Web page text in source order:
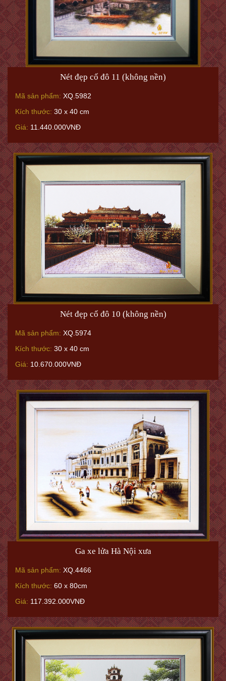
Nét đẹp cố đô 11 (không nền)
Mã sản phẩm: XQ.5982
Kích thước: 30 x 40 cm
Giá: 11.440.000VNĐ
Nét đẹp cố đô 10 (không nền)
Mã sản phẩm: XQ.5974
Kích thước: 30 x 40 cm
Giá: 10.670.000VNĐ
Ga xe lửa Hà Nội xưa
Mã sản phẩm: XQ.4466
Kích thước: 60 x 80cm
Giá: 117.392.000VNĐ